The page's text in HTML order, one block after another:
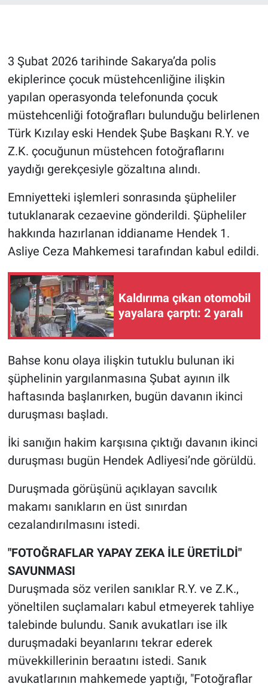
3 Şubat 2026 tarihinde Sakarya’da polis
ekiplerince çocuk müstehcenliğine ilişkin
yapılan operasyonda telefonunda çocuk
müstehcenliği fotoğrafları bulunduğu belirlenen
Türk Kızılay eski Hendek Şube Başkanı R.Y. ve
Z.K. çocuğunun müstehcen fotoğraflarını
yaydığı gerekçesiyle gözaltına alındı.
Emniyetteki işlemleri sonrasında şüpheliler
tutuklanarak cezaevine gönderildi. Şüpheliler
hakkında hazırlanan iddianame Hendek 1.
Asliye Ceza Mahkemesi tarafından kabul edildi.
Kaldırıma çıkan otomobil
yayalara çarptı: 2 yaralı
Bahse konu olaya ilişkin tutuklu bulunan iki
şüphelinin yargılanmasına Şubat ayının ilk
haftasında başlanırken, bugün davanın ikinci
duruşması başladı.
İki sanığın hakim karşısına çıktığı davanın ikinci
duruşması bugün Hendek Adliyesi’nde görüldü.
Duruşmada görüşünü açıklayan savcılık
makamı sanıkların en üst sınırdan
cezalandırılmasını istedi.
"FOTOĞRAFLAR YAPAY ZEKA İLE ÜRETİLDİ"
SAVUNMASI
Duruşmada söz verilen sanıklar R.Y. ve Z.K.,
yöneltilen suçlamaları kabul etmeyerek tahliye
talebinde bulundu. Sanık avukatları ise ilk
duruşmadaki beyanlarını tekrar ederek
müvekkillerinin beraatını istedi. Sanık
avukatlarının mahkemede yaptığı, "Fotoğraflar